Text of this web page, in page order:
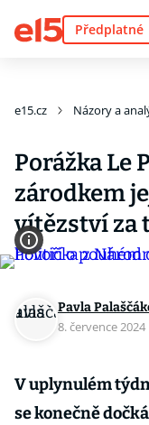
Předplatné
e15.cz Názory a
Porážka Le
zárodkem
vítězství za
Pavla
8. července 2024
V uplynulém
se konečně